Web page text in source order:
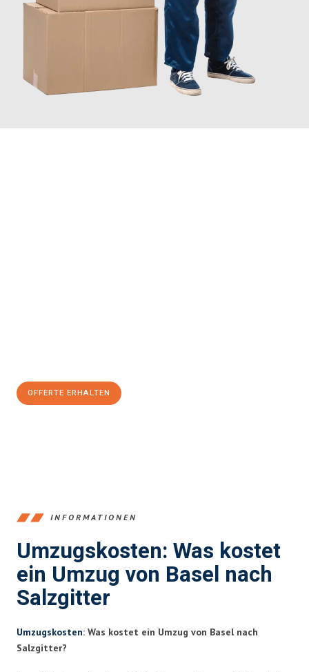
OFFERTE ERHALTEN
INFORMATIONEN
Umzugskosten: Was kostet
ein Umzug von Basel nach
Salzgitter
Umzugskosten: Was kostet ein Umzug von Basel nach
Salzgitter?